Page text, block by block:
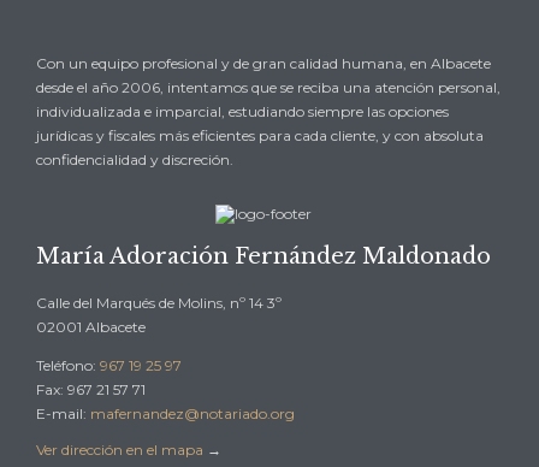
Con un equipo profesional y de gran calidad humana, en Albacete
desde el año 2006, intentamos que se reciba una atención personal,
individualizada e imparcial, estudiando siempre las opciones
jurídicas y fiscales más eficientes para cada cliente, y con absoluta
confidencialidad y discreción.
María Adoración Fernández Maldonado
Calle del Marqués de Molins, nº 14 3º
02001 Albacete
Teléfono: 967 19 25 97
Fax: 967 21 57 71
E-mail: mafernandez@notariado.org
Ver dirección en el mapa →